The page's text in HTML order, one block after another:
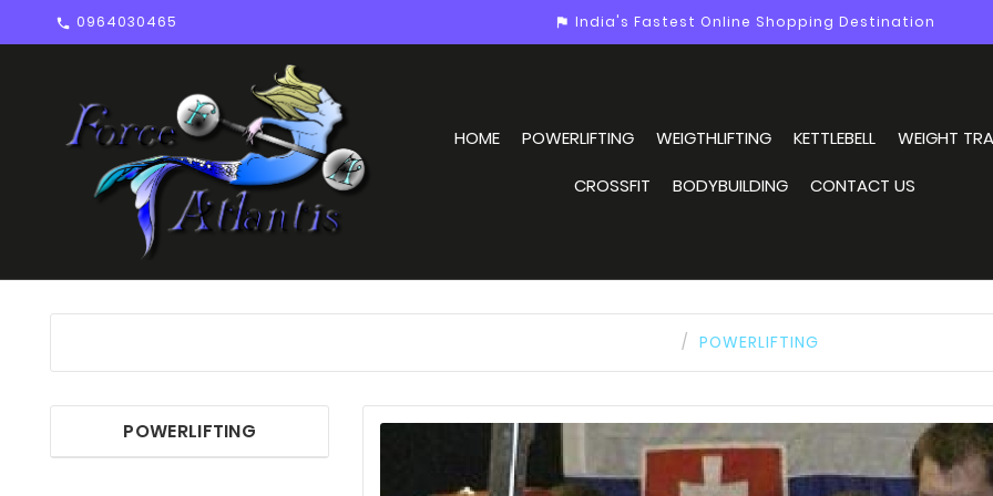
 0964030465 assistant_photo India's Fastest Online Shopping Destination
HOME POWERLIFTING WEIGTHLIFTING KETTLEBELL WEIGHT
CROSSFIT BODYBUILDING CONTACT US
POWERLIFTING
POWERLIFTING